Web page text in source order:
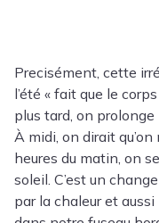
Precisément, cette
l’été « fait que le
plus tard, on
À midi, on dirait
heures du matin, on
soleil. C’est un
par la chaleur et